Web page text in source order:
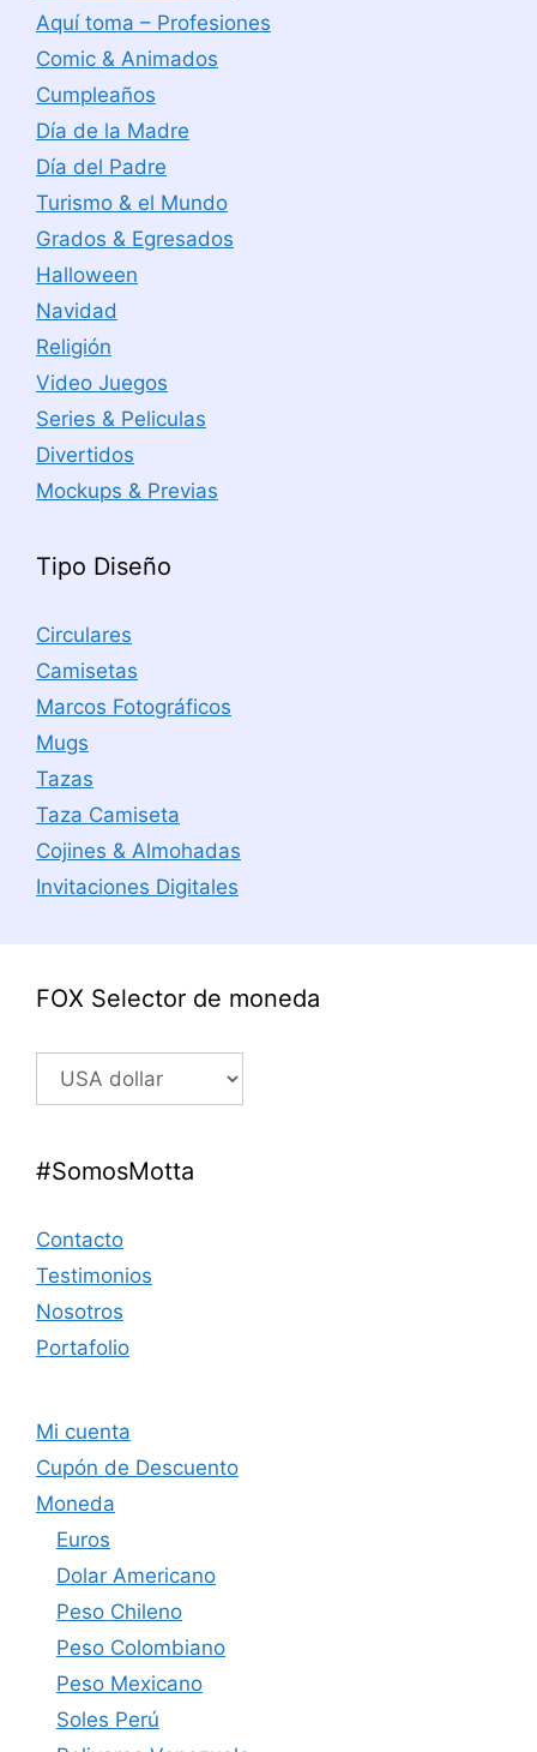
Aquí toma – Profesiones
Comic & Animados
Cumpleaños
Día de la Madre
Día del Padre
Turismo & el Mundo
Grados & Egresados
Halloween
Navidad
Religión
Video Juegos
Series & Peliculas
Divertidos
Mockups & Previas
Tipo Diseño
Circulares
Camisetas
Marcos Fotográficos
Mugs
Tazas
Taza Camiseta
Cojines & Almohadas
Invitaciones Digitales
FOX Selector de moneda
#SomosMotta
Contacto
Testimonios
Nosotros
Portafolio
Mi cuenta
Cupón de Descuento
Moneda
Euros
Dolar Americano
Peso Chileno
Peso Colombiano
Peso Mexicano
Soles Perú